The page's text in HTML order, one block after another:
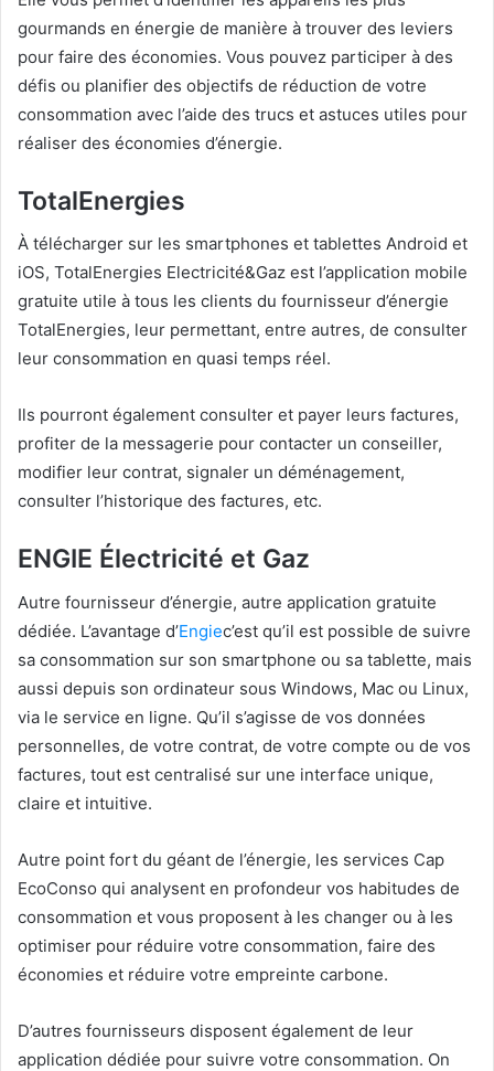
gourmands en énergie de manière à trouver des leviers
pour faire des économies. Vous pouvez participer à des
défis ou planifier des objectifs de réduction de votre
consommation avec l’aide des trucs et astuces utiles pour
réaliser des économies d’énergie.
TotalEnergies
À télécharger sur les smartphones et tablettes Android et
iOS, TotalEnergies Electricité&Gaz est l’application mobile
gratuite utile à tous les clients du fournisseur d’énergie
TotalEnergies, leur permettant, entre autres, de consulter
leur consommation en quasi temps réel.
Ils pourront également consulter et payer leurs factures,
profiter de la messagerie pour contacter un conseiller,
modifier leur contrat, signaler un déménagement,
consulter l’historique des factures, etc.
ENGIE Électricité et Gaz
Autre fournisseur d’énergie, autre application gratuite
dédiée. L’avantage d’Engiec’est qu’il est possible de suivre
sa consommation sur son smartphone ou sa tablette, mais
aussi depuis son ordinateur sous Windows, Mac ou Linux,
via le service en ligne. Qu’il s’agisse de vos données
personnelles, de votre contrat, de votre compte ou de vos
factures, tout est centralisé sur une interface unique,
claire et intuitive.
Autre point fort du géant de l’énergie, les services Cap
EcoConso qui analysent en profondeur vos habitudes de
consommation et vous proposent à les changer ou à les
optimiser pour réduire votre consommation, faire des
économies et réduire votre empreinte carbone.
D’autres fournisseurs disposent également de leur
application dédiée pour suivre votre consommation. On